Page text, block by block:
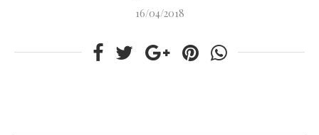
16/04/2018